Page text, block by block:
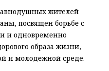
жителей
посвящен борьбе с
и одновременно
образа жизни,
и молодежной среде.